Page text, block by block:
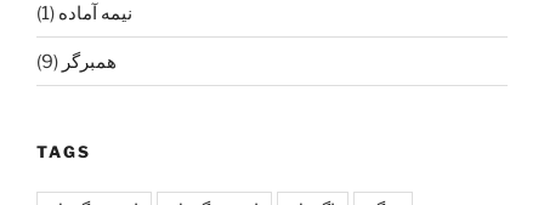
نیمه آماده (1)
همبرگر (9)
TAGS